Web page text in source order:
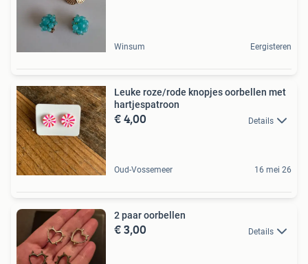
Winsum Eergisteren
Leuke roze/rode knopjes oorbellen met
hartjespatroon
€ 4,00 Details
Oud-Vossemeer 16 mei 26
2 paar oorbellen
€ 3,00 Details